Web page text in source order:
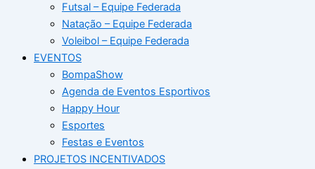
Futsal – Equipe Federada
Natação – Equipe Federada
Voleibol – Equipe Federada
EVENTOS
BompaShow
Agenda de Eventos Esportivos
Happy Hour
Esportes
Festas e Eventos
PROJETOS INCENTIVADOS